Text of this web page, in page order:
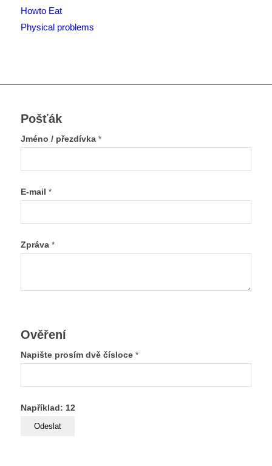
Howto Eat
Physical problems
Pošťák
Jméno / přezdívka *
E-mail *
Zpráva *
Ověření
Napište prosím dvě čísloce *
Například: 12